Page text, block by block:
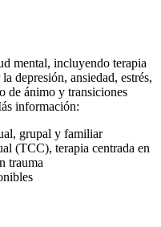
mental, incluyendo terapia
depresión, ansiedad, estrés,
de ánimo y transiciones
información:
grupal y familiar
(TCC), terapia centrada en
trauma